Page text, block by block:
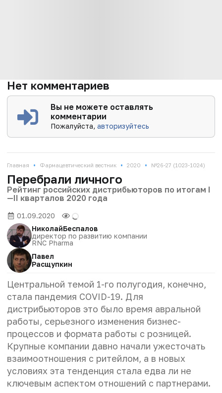
Нет комментариев
Вы не можете оставлять
комментарии
Пожалуйста,авторизуйтесь
Главная • Фармацевтический вестник • 2020 • №26-27 (1023-1024)
Перебрали личного
Рейтинг российских дистрибьюторов по итогам I
—II кварталов 2020 года
01.09.2020
НиколайБеспалов
директор по развитию компании
RNC Pharma
Павел
Расщупкин
Центральной темой 1-го полугодия, конечно,
стала пандемия COVID-19. Для
дистрибьюторов это было время авральной
работы, серьезного изменения бизнес-
процессов и формата работы с розницей.
Крупные компании давно начали ужесточать
взаимоотношения с ритейлом, а в новых
условиях эта тенденция стала едва ли не
ключевым аспектом отношений с партнерами.